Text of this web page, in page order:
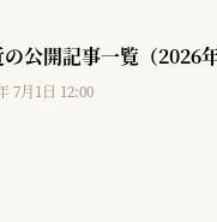
公開記事一覧（2026年
7月1日 12:00